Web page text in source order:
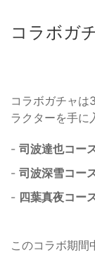
コラボガ
コラボガチャは
ラクターを手に
- 司波達也コー
- 司波深雪コー
- 四葉真夜コー
このコラボ期間